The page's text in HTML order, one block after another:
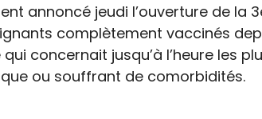
annoncé jeudi l’ouverture de la
complètement vaccinés
concernait jusqu’à l’heure les
ou souffrant de comorbidités.